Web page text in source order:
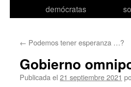
demócratas
← Podemos tener esperanza …?
Gobierno
Publicada el 21 septiembre 2021